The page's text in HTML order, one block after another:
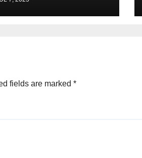
Fillon
i Dëmeve
fields are marked *